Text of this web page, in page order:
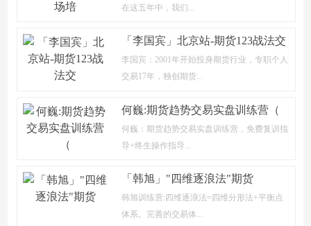
在这五年中，我们...
「李国宾」北京站-期货123战法交
李国宾：2001年开始投身期货行业，专职个人
交易17年，独创期货...
何巍:期货趋势交易实盘训练营（
何巍：期货趋势交易实盘训练营，免费复训指
导+终生操作指导...
「韩旭」"四维逐浪法"期货
韩旭训练营:四维逐浪法=四维分形法+平衡点
体系。完善的交易体...